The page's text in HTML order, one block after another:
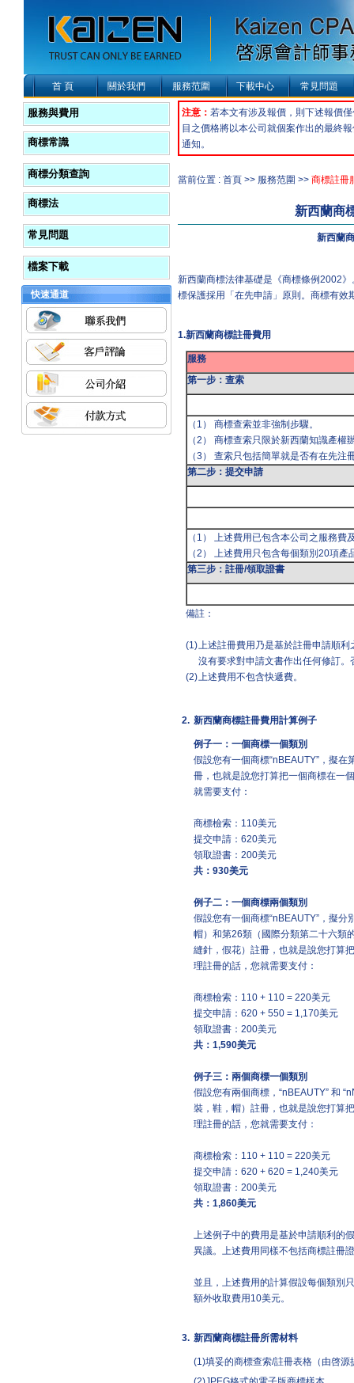
首 頁 關於我們 服務范圍 下載中心 常見問題
服務與費用
商標常識
商標分類查詢
商標法
常見問題
檔案下載
快速通道
注意： 若本文有涉及報價，則下述報價
目之價格將以本公司就個案作出的最終
通知。
當前位置 : 首頁 >> 服務范圍 >> 商標註冊
新西蘭商
新西蘭
新西蘭商標法律基礎是《商標條例2002
標保護採用「在先申請」原則。商標有效
1.新西蘭商標註冊費用
服務
第一步：查索
（1） 商標查索並非強制步驟。
（2） 商標查索只限於新西蘭知識產權
（3） 查索只包括簡單就是否有在先
第二步：提交申請
（1） 上述費用已包含本公司之服務費
（2） 上述費用只包含每個類別20項
第三步：註冊/領取證書
備註：
(1)上述註冊費用乃是基於註冊申請順
沒有要求對申請文書作出任何修訂。
(2)上述費用不包含快遞費。
2. 新西蘭商標註冊費用計算例子
例子一：一個商標一個類別
假設您有一個商標“nBEAUTY”，擬
冊，也就是說您打算把一個商標在一
就需要支付：
商標檢索：110美元
提交申請：620美元
領取證書：200美元
共： 930美元
例子二：一個商標兩個類別
假設您有一個商標“nBEAUTY”，擬
帽）和第26類（國際分類第二十六類
縫針，假花）註冊，也就是說您打算
理註冊的話，您就需要支付：
商標檢索：110 + 110 = 220美元
提交申請：620 + 550 = 1,170美元
領取證書：200美元
共： 1,590美元
例子三：兩個商標一個類別
假設您有兩個商標，“nBEAUTY” 和
裝，鞋，帽）註冊，也就是說您打算
理註冊的話，您就需要支付：
商標檢索：110 + 110 = 220美元
提交申請：620 + 620 = 1,240美元
領取證書：200美元
共： 1,860美元
上述例子中的費用是基於申請順利的
異議。上述費用同樣不包括商標註冊
並且，上述費用的計算假設每個類別
額外收取費用10美元。
3. 新西蘭商標註冊所需材料
(1)填妥的商標查索/註冊表格（由啓源